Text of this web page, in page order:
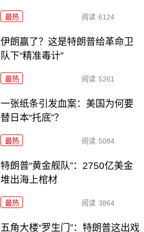
最热 阅读 6124
伊朗赢了？这是特朗普给革命卫
队下“精准毒计”
最热 阅读 5261
一张纸条引发血案：美国为何要
替日本“托底”？
最热 阅读 5084
特朗普“黄金舰队”：2750亿美金
堆出海上棺材
最热 阅读 3864
五角大楼“罗生门”：特朗普这出戏